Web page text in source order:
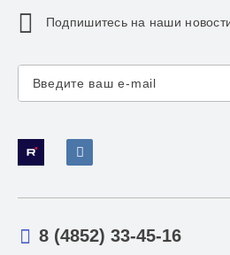
Подпишитесь на наши
8 (4852) 33-45-16